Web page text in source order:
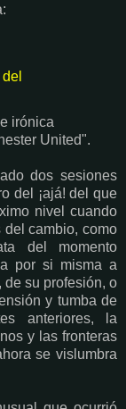
irónica
United".
dos sesiones
del ¡ajá! del que
nivel cuando
del cambio, como
del momento
por si misma a
su profesión, o
y tumba de
anteriores, la
y las fronteras
se vislumbra